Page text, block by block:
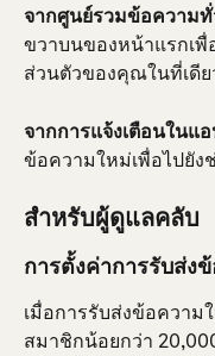
จากศูนย์รวมข้อความ
ขวาบนของหน้าแรกเ
ส่วนตัวของคุณในที่เดีย
จากการแจ้งเตือนในแ
ข้อความใหม่เพื่อไปยัง
สำหรับผู้ดูแลคลับ
การตั้งค่าการรับส่ง
เมื่อการรับส่งข้อควา
สมาชิกน้อยกว่า